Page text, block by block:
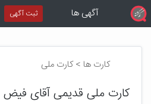
آگهی ها ثبت آگهی
کارت ها > کارت ملی
کارت ملی قدیمی آقای فیض